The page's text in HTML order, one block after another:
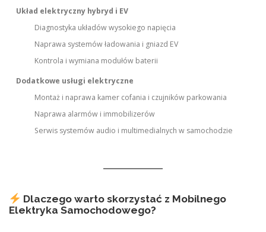
Układ elektryczny hybryd i EV
Diagnostyka układów wysokiego napięcia
Naprawa systemów ładowania i gniazd EV
Kontrola i wymiana modułów baterii
Dodatkowe usługi elektryczne
Montaż i naprawa kamer cofania i czujników parkowania
Naprawa alarmów i immobilizerów
Serwis systemów audio i multimedialnych w samochodzie
Dlaczego warto skorzystać z Mobilnego
Elektryka Samochodowego?